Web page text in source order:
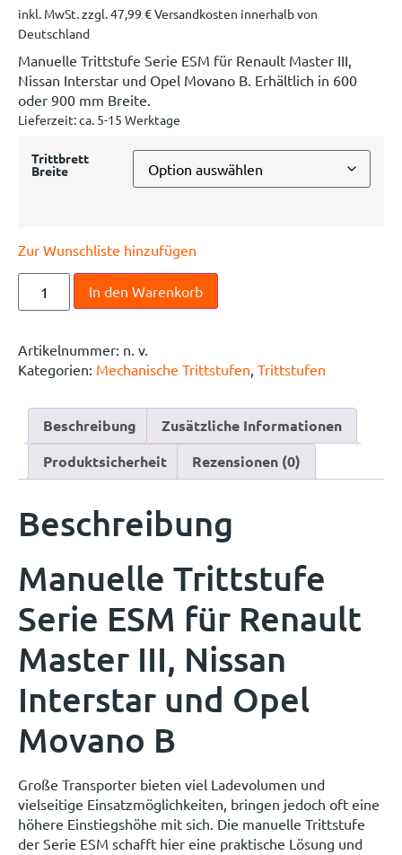
inkl. MwSt.zzgl.47,99 €Versandkosten innerhalb von
Deutschland
Manuelle Trittstufe Serie ESM für Renault Master III,
Nissan Interstar und Opel Movano B. Erhältlich in 600
oder 900 mm Breite.
Lieferzeit:ca. 5-15 Werktage
Trittbrett
Breite
Zur Wunschliste hinzufügen
In den Warenkorb
Artikelnummer: n. v.
Kategorien: Mechanische Trittstufen, Trittstufen
Beschreibung
Zusätzliche Informationen
Produktsicherheit
Rezensionen (0)
Beschreibung
Manuelle Trittstufe
Serie ESM für Renault
Master III, Nissan
Interstar und Opel
Movano B
Große Transporter bieten viel Ladevolumen und
vielseitige Einsatzmöglichkeiten, bringen jedoch oft eine
höhere Einstiegshöhe mit sich. Die manuelle Trittstufe
der Serie ESM schafft hier eine praktische Lösung und